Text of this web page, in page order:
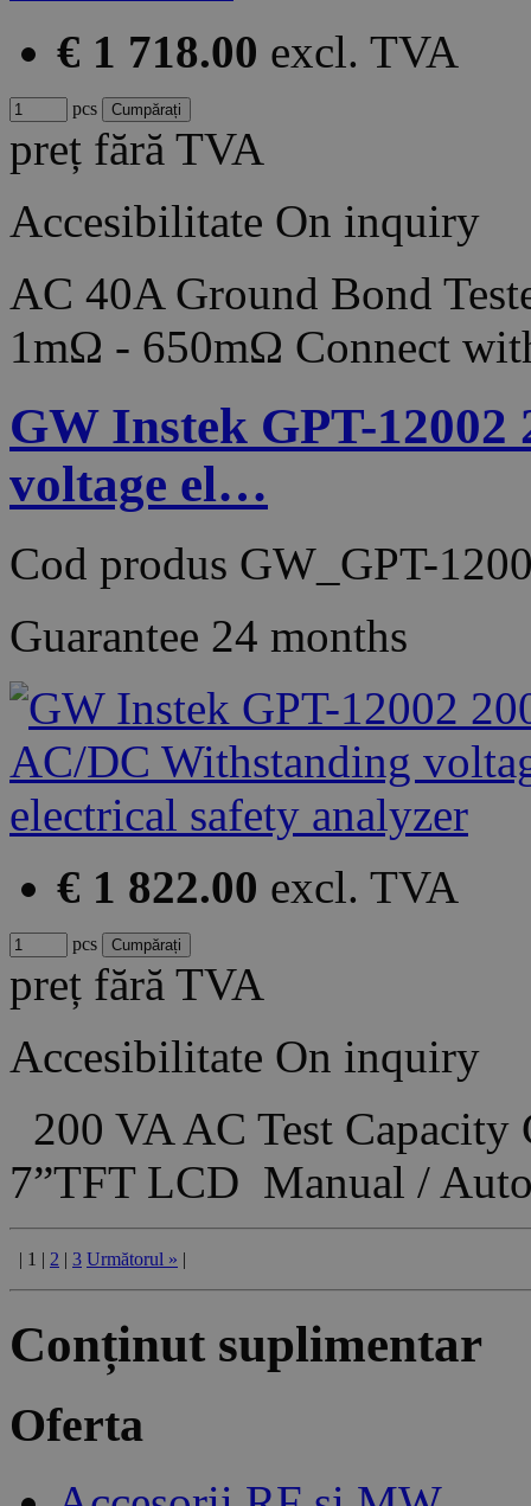
€ 1 718.00 excl. TVA
pcs
preț fără TVA
Accesibilitate On inquiry
AC 40A Ground Bond
1mΩ - 650mΩ Connect
GW Instek GPT-
voltage el…
Cod produs GW_GPT-
Guarantee 24 months
€ 1 822.00 excl. TVA
pcs
preț fără TVA
Accesibilitate On inquiry
200 VA AC Test
7”TFT LCD Manual /
| 1 | 2 | 3 Următorul » |
Conținut suplimentar
Oferta